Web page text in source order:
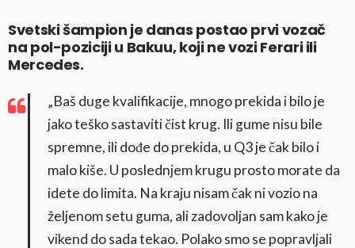
Svetski šampion je danas postao prvi vozač
na pol-poziciji u Bakuu, koji ne vozi Ferari ili
Mercedes.
„Baš duge kvalifikacije, mnogo prekida i bilo je
jako teško sastaviti čist krug. Ili gume nisu bile
spremne, ili dođe do prekida, u Q3 je čak bilo i
malo kiše. U poslednjem krugu prosto morate da
idete do limita. Na kraju nisam čak ni vozio na
željenom setu guma, ali zadovoljan sam kako je
vikend do sada tekao. Polako smo se popravljali